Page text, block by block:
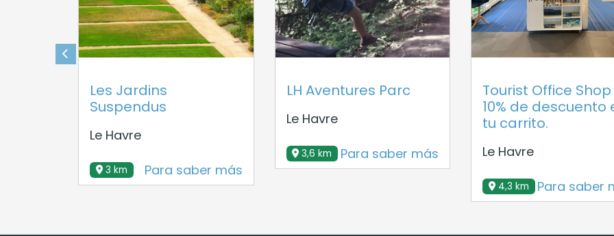
Les Jardins
Suspendus
Le Havre
3 km Para saber más
LH Aventures Parc
Le Havre
3,6 km Para saber más
Tourist Office
10% de descuento
tu carrito.
Le Havre
4,3 km Para saber